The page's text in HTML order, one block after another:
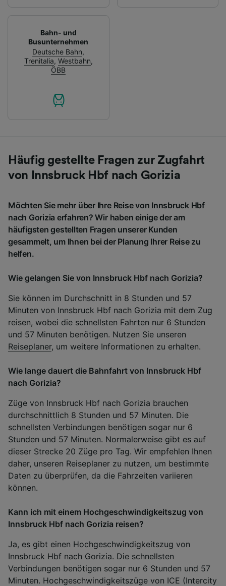
Bahn- und
Busunternehmen
Deutsche Bahn,
Trenitalia, Westbahn,
ÖBB
Häufig gestellte Fragen zur Zugfahrt
von Innsbruck Hbf nach Gorizia
Möchten Sie mehr über Ihre Reise von Innsbruck Hbf
nach Gorizia erfahren? Wir haben einige der am
häufigsten gestellten Fragen unserer Kunden
gesammelt, um Ihnen bei der Planung Ihrer Reise zu
helfen.
Wie gelangen Sie von Innsbruck Hbf nach Gorizia?
Sie können im Durchschnitt in 8 Stunden und 57
Minuten von Innsbruck Hbf nach Gorizia mit dem Zug
reisen, wobei die schnellsten Fahrten nur 6 Stunden
und 57 Minuten benötigen. Nutzen Sie unseren
Reiseplaner, um weitere Informationen zu erhalten.
Wie lange dauert die Bahnfahrt von Innsbruck Hbf
nach Gorizia?
Züge von Innsbruck Hbf nach Gorizia brauchen
durchschnittlich 8 Stunden und 57 Minuten. Die
schnellsten Verbindungen benötigen sogar nur 6
Stunden und 57 Minuten. Normalerweise gibt es auf
dieser Strecke 20 Züge pro Tag. Wir empfehlen Ihnen
daher, unseren Reiseplaner zu nutzen, um bestimmte
Daten zu überprüfen, da die Fahrzeiten variieren
können.
Kann ich mit einem Hochgeschwindigkeitszug von
Innsbruck Hbf nach Gorizia reisen?
Ja, es gibt einen Hochgeschwindigkeitszug von
Innsbruck Hbf nach Gorizia. Die schnellsten
Verbindungen benötigen sogar nur 6 Stunden und 57
Minuten. Hochgeschwindigkeitszüge von ICE (Intercity